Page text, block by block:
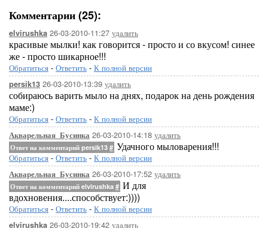
Комментарии (25):
elvirushka 26-03-2010-11:27 удалить
красивые мылки! как говорится - просто и со вкусом! синее
же - просто шикарное!!!
Обратиться - Ответить - К полной версии
persik13 26-03-2010-13:39 удалить
собираюсь варить мыло на днях, подарок на день рождения
маме:)
Обратиться - Ответить - К полной версии
Акварельная_Бусинка 26-03-2010-14:18 удалить
Ответ на комментарий persik13 # Удачного мыловарения!!!
Обратиться - Ответить - К полной версии
Акварельная_Бусинка 26-03-2010-17:52 удалить
Ответ на комментарий elvirushka # И для
вдохновения....способствует:))))
Обратиться - Ответить - К полной версии
elvirushka 26-03-2010-19:42 удалить